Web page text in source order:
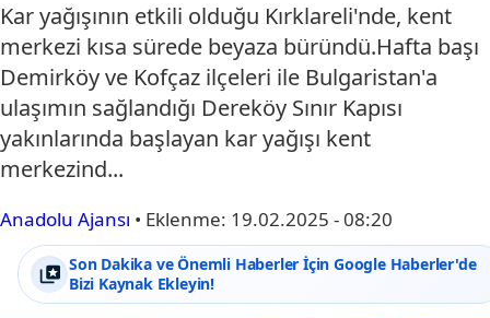
Kar yağışının etkili olduğu Kırklareli'nde, kent
merkezi kısa sürede beyaza büründü.Hafta başı
Demirköy ve Kofçaz ilçeleri ile Bulgaristan'a
ulaşımın sağlandığı Dereköy Sınır Kapısı
yakınlarında başlayan kar yağışı kent
merkezind...
Anadolu Ajansı • Eklenme: 19.02.2025 - 08:20
Son Dakika ve Önemli Haberler İçin Google Haberler'de
Bizi Kaynak Ekleyin!